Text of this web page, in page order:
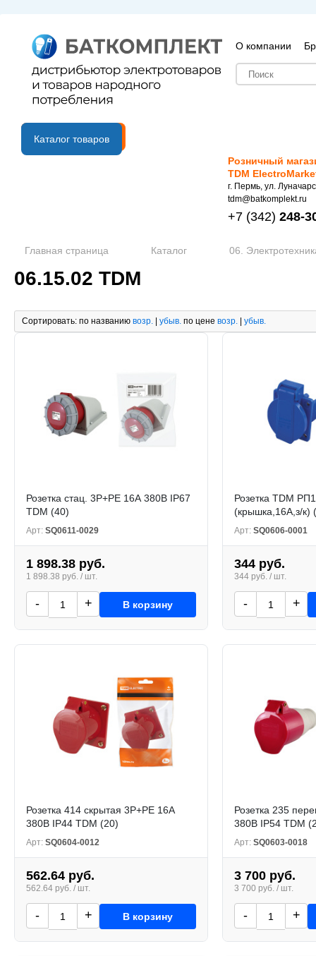
О компании
B2B портал
Каталог товаров
Розничный
TDM
г. Пермь, ул.
tdm@batkomplekt.ru
+7 (342) 248-
Главная страница Каталог 06.
06.15.02 TDM
Сортировать: по названию возр. | убыв. по цене возр. | убыв.
Розетка стац. 3Р+РЕ 16А 380В IP67
TDM (40)
Арт: SQ0611-0029
1 898.38 руб.
1 898.38 руб. / шт.
- + В корзину
Розетка TDM
(крышка,16А,з/к)
Арт: SQ0606-0001
344 руб.
344 руб. / шт.
- +
Розетка 414 скрытая 3Р+РЕ 16А
380В IP44 TDM (20)
Арт: SQ0604-0012
562.64 руб.
562.64 руб. / шт.
- + В корзину
Розетка 235
380В IP54 TDM
Арт: SQ0603-0018
3 700 руб.
3 700 руб. / шт.
- +